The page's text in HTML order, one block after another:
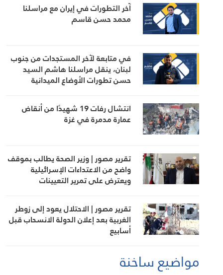
آخر التطورات في إيران مع مراسلنا
محمد حسن قاسم
في متابعة لآخر المستجدات من جنوب
لبنان، ينقل مراسلنا هاشم السيد
حسن تطورات الأوضاع الميدانية
انتشال رفات 19 شهيدًا من أنقاض
عمارة مدمرة في غزة
تقرير مصور | وزير الصحة يطالب بموقف
واضح من الاعتداءات الإسرائيلية
ويعترض على تمرير التعيينات
تقرير مصور | الاحتلال يعود إلى زوطر
الغربية بعد إعلان الدولة الانسحاب قبل
أسابيع
مواضيع ساخنة